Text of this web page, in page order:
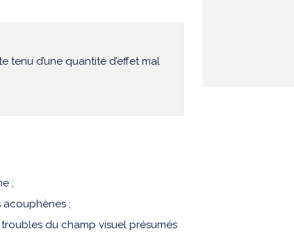
d’une quantité d’effet mal
;
acouphènes ;
du champ visuel présumés